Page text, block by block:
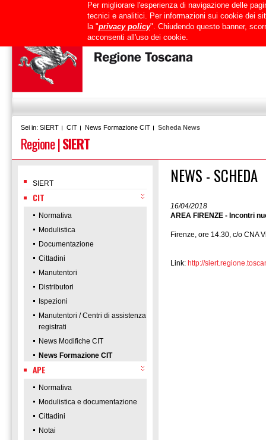
Mappa del sito RTRT Intranet
Sei in: SIERT CIT News Formazione CIT Scheda News
Regione|SIERT
SIERT
CIT
Normativa
Modulistica
Documentazione
Cittadini
Manutentori
Distributori
Ispezioni
Manutentori / Centri di assistenza
registrati
News Modifiche CIT
News Formazione CIT
APE
Normativa
Modulistica e documentazione
Cittadini
Notai
NEWS - SCHEDA
16/04/2018
AREA FIRENZE - Incontri
Firenze, ore 14.30, c/o CNA
Link: http://
Per migliorare l'esperienza di navigazione delle
tecnici e analitici. Per informazioni sui cookie dei
la "privacy policy". Chiudendo questo banner,
acconsenti all'uso dei cookie.